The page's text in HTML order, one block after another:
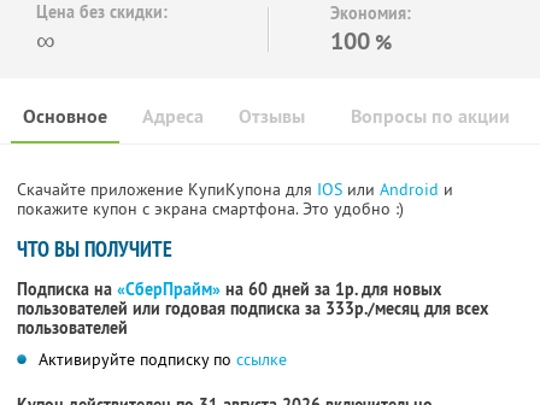
Цена без скидки:
∞
Экономия:
100 %
Основное Отзывы Вопросы по акции
Адреса
Скачайте приложение КупиКупона для IOS или Android и
покажите купон с экрана смартфона. Это удобно :)
ЧТО ВЫ ПОЛУЧИТЕ
Подписка на «СберПрайм» на 60 дней за 1р. для новых
пользователей или годовая подписка за 333р./месяц для всех
пользователей
Активируйте подписку по ссылке